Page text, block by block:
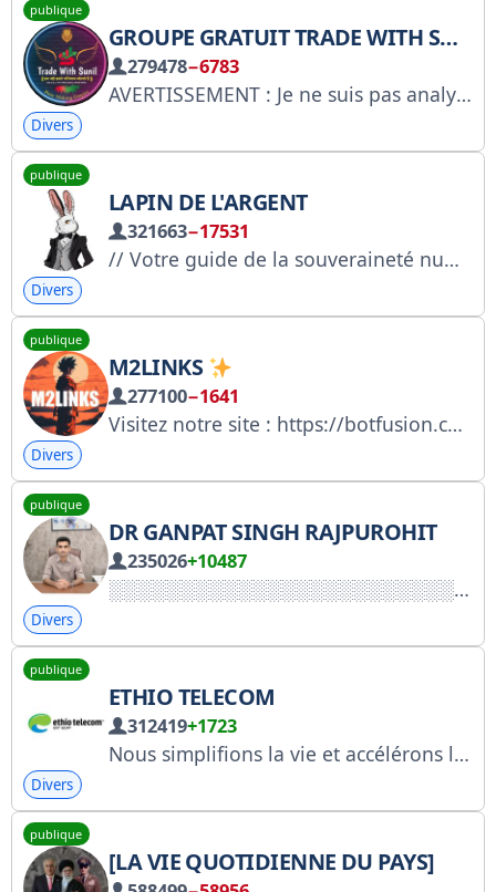
publique
GROUPE GRATUIT TRADE WITH SUNIL
279478−6783
AVERTISSEMENT : Je ne suis pas analyste agréé par la SEBI. Tous les articles sont à but éducatif. Ils ne constituent pas un conseil et relèvent de votre seule discrétion. Je ne suis pas responsable de vos gains ou de vos pertes. Pour toute demande commerciale : business.tradewithsunil007@gmail.com Tél. : 9813045024
Divers
publique
LAPIN DE L'ARGENT
321663−17531
// Votre guide de la souveraineté numérique | Co-fondatrice de @nosignalgohome X.com/MoneyCrptBunny
Divers
publique
M2LINKS
277100−1641
Visitez notre site : https://botfusion.co.in
Divers
publique
DR GANPAT SINGH RAJPUROHIT
235026+10487
Divers
publique
ETHIO TELECOM
312419+1723
Nous simplifions la vie et accélérons la transformation numérique de l'Éthiopie et au-delà en fournissant des communications fiables, des solutions numériques innovantes et des services financiers intégrés qui autonomisent les communautés, les entreprises et les nations. https://t.me/EthiotelecomChatBot
Divers
publique
[LA VIE QUOTIDIENNE DU PAYS]